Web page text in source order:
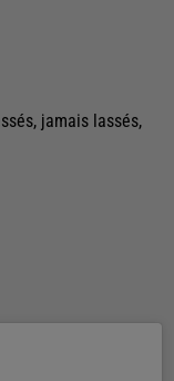
jamais lassés,